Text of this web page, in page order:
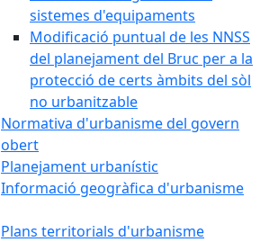
sistemes d'equipaments
Modificació puntual de les NNSS
del planejament del Bruc per a la
protecció de certs àmbits del sòl
no urbanitzable
Normativa d'urbanisme del govern
obert
Planejament urbanístic
Informació geogràfica d'urbanisme
Plans territorials d'urbanisme